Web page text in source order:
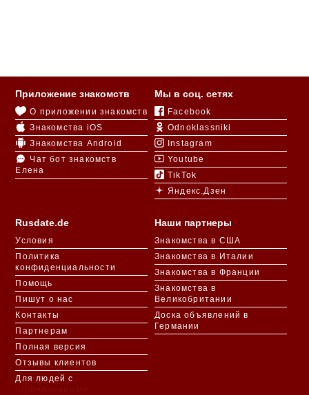
Rusdate.de
Условия
Политика
конфиденциальности
Помощь
Пишут о нас
Контакты
Партнерам
Полная версия
Отзывы клиентов
Для людей с
Приложение знакомств
О приложении знакомств
Знакомства iOS
Знакомства Android
Чат бот знакомств
Елена
Мы в соц. сетях
Facebook
Odnoklassniki
Instagram
Youtube
TikTok
Яндекс.Дзен
Наши партнеры
Знакомства в США
Знакомства в Италии
Знакомства в Франции
Знакомства в
Великобритании
Доска объявлений в
Германии